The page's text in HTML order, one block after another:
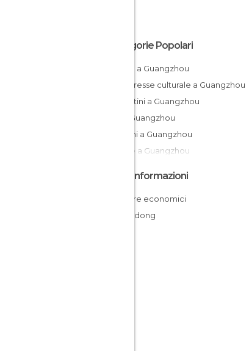
Categorie Popolari
Statue a Guangzhou
Di interesse culturale a Guangzhou
Mercatini a Guangzhou
Vie a Guangzhou
Giardini a Guangzhou
Chiese a Guangzhou
Altre Informazioni
Dormire economici
Guangdong